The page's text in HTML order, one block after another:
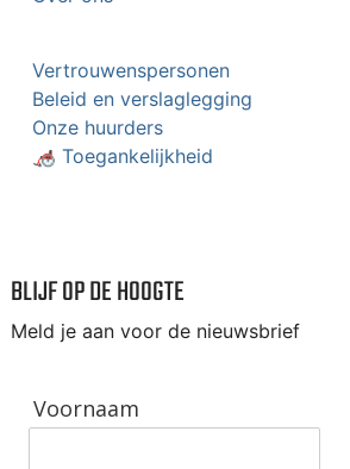
Vertrouwenspersonen
Beleid en verslaglegging
Onze huurders
🦽 Toegankelijkheid
BLIJF OP DE HOOGTE
Meld je aan voor de nieuwsbrief
Voornaam